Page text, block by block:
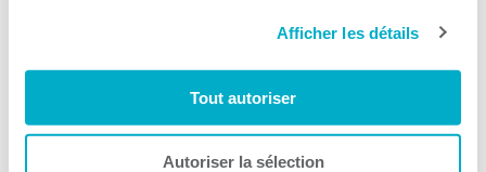
Afficher les détails
Tout autoriser
Autoriser la sélection
Activités
Gala Radisson